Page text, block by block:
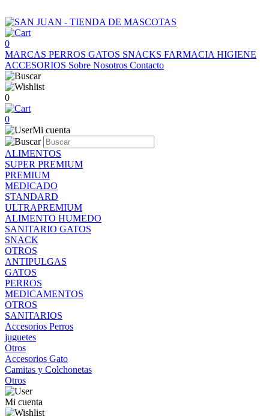
0
MARCAS PERROS GATOS SNACKS FARMACIA HIGIENE
ACCESORIOS Sobre Nosotros Contacto
0
0
Mi cuenta
ALIMENTOS
SUPER PREMIUM
PREMIUM
MEDICADO
STANDARD
ULTRAPREMIUM
ALIMENTO HUMEDO
SANITARIO GATOS
SNACK
OTROS
ANTIPULGAS
GATOS
PERROS
MEDICAMENTOS
OTROS
SANITARIOS
Accesorios Perros
juguetes
Otros
Accesorios Gato
Camitas y Colchonetas
Otros
Mi cuenta